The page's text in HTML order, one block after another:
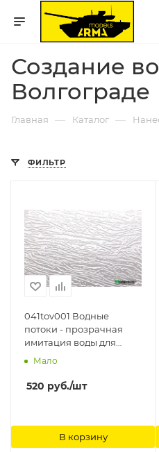
Создание
Волгограде
Главная — Каталог —
ФИЛЬТР
041tov001 Водные
потоки - прозрачная
имитация воды для
макетов и диорам (Лист
Мало
520 руб./шт
В корзину